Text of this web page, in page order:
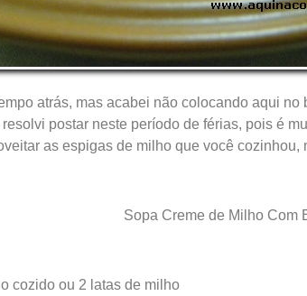
atrás, mas acabei não colocando aqui
postar neste período de férias, pois é
as espigas de milho que você cozinhou,
Sopa Creme de Milho Com
cozido ou 2 latas de milho